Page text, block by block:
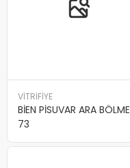
VİTRİFİYE
BİEN PİSUVAR ARA BÖLME
73